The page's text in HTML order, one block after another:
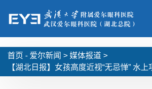
首页 - 爱尔新闻 > 媒体报道 >
【湖北日报】女孩高度近视“无忌惮” 水